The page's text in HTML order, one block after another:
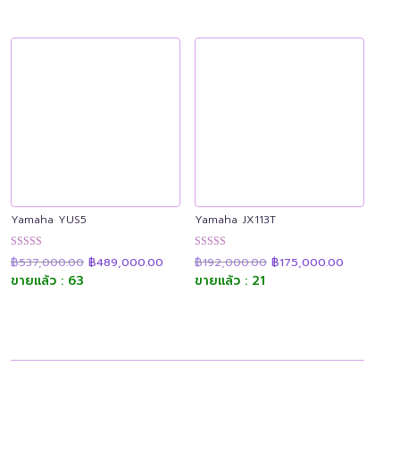
Yamaha YUS5
ให้คะแนน
4.89
ตั้งแต่ 1-5
฿537,000.00 Original
price
฿489,000.00 Current
฿489,000.00.
ขายแล้ว : 63
Yamaha JX113T
ให้คะแนน
4.90
ตั้งแต่ 1-5
฿192,000.00 Original
price
฿175,000.00price
ขายแล้ว : 21